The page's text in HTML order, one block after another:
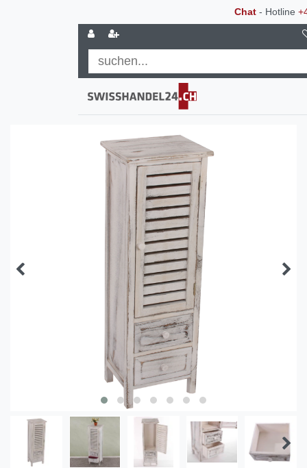
Chat- Hotline